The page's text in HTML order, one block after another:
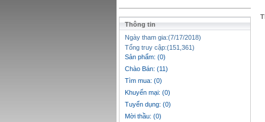
Thông tin
Ngày tham gia:(7/17/2018)
Tổng truy cập:(151,361)
Sản phẩm: (0)
Chào Bán: (11)
Tìm mua: (0)
Khuyến mại: (0)
Tuyển dụng: (0)
Mời thầu: (0)